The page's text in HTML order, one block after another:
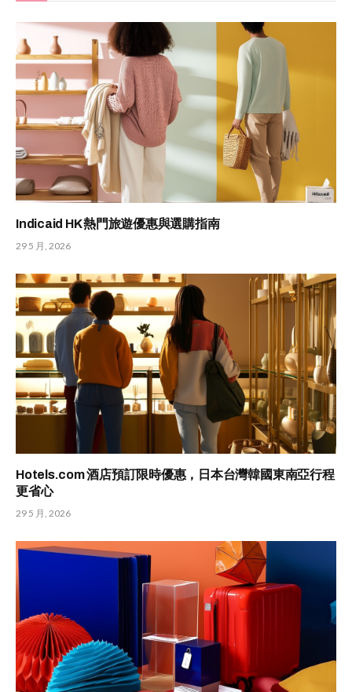
Indicaid HK 熱門旅遊優惠與選購指南
29 5 月, 2026
Hotels.com 酒店預訂限時優惠，日本台灣韓國東南亞行程
更省心
29 5 月, 2026